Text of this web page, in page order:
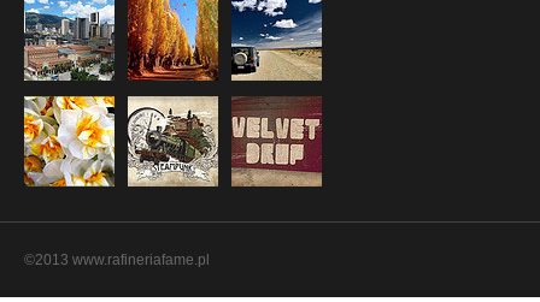
©2013 www.rafineriafame.pl